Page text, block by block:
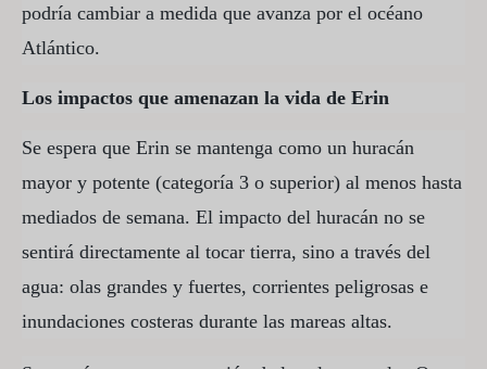
podría cambiar a medida que avanza por el océano
Atlántico.
Los impactos que amenazan la vida de Erin
Se espera que Erin se mantenga como un huracán
mayor y potente (categoría 3 o superior) al menos hasta
mediados de semana. El impacto del huracán no se
sentirá directamente al tocar tierra, sino a través del
agua: olas grandes y fuertes, corrientes peligrosas e
inundaciones costeras durante las mareas altas.